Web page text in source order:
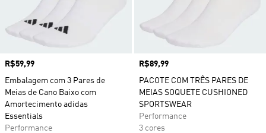
Preço
R$59,99
Embalagem com 3 Pares de
Meias de Cano Baixo com
Amortecimento adidas
Essentials
Performance
Preço
R$89,99
PACOTE COM TRÊS PARES DE
MEIAS SOQUETE CUSHIONED
SPORTSWEAR
Performance
3 cores